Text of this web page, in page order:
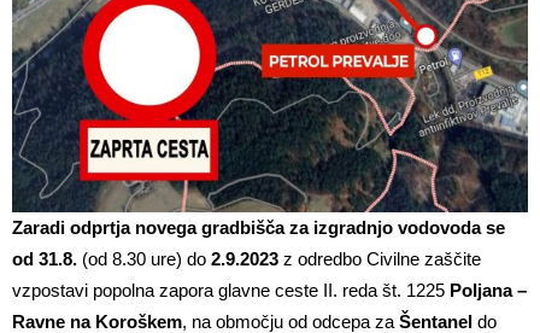
Zaradi odprtja novega gradbišča za izgradnjo vodovoda se
od 31.8. (od 8.30 ure) do 2.9.2023 z odredbo Civilne zaščite
vzpostavi popolna zapora glavne ceste II. reda št. 1225 Poljana –
Ravne na Koroškem, na območju od odcepa za Šentanel do